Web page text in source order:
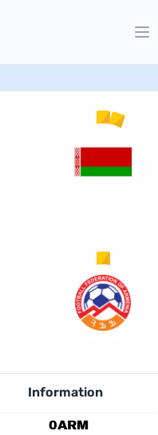
Information
0ARM